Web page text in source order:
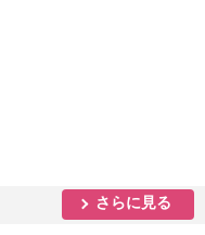
さらに見る